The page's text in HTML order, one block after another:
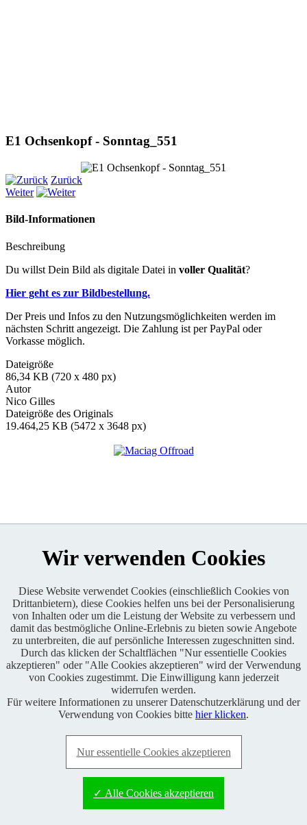
E1 Ochsenkopf - Sonntag_551
Zurück
Weiter
Bild-Informationen
Beschreibung
Du willst Dein Bild als digitale Datei in voller Qualität?
Hier geht es zur Bildbestellung.
Der Preis und Infos zu den Nutzungsmöglichkeiten werden im
nächsten Schritt angezeigt. Die Zahlung ist per PayPal oder
Vorkasse möglich.
Dateigröße
86,34 KB (720 x 480 px)
Autor
Nico Gilles
Dateigröße des Originals
19.464,25 KB (5472 x 3648 px)
Enduro One Series Partner
Copyright © 2021 BABOONS GmbH. Alle Rechte vorbehalten.
Keine Haftung und kein Anspruch auf Vollständigkeit sowie
Richtigkeit von Inhalten, Berichten und Kommentaren.
Impressum|Datenschutz|RSS-Feed|Presse|
|Admin
Wir verwenden Cookies
Diese Website verwendet Cookies (einschließlich Cookies von
Drittanbietern), diese Cookies helfen uns bei der Personalisierung
von Inhalten oder um die Leistung der Website zu verbessern und
damit das bestmögliche Online-Erlebnis zu bieten sowie Angebote
zu unterbreiten, die auf persönliche Interessen zugeschnitten sind.
Durch das klicken der Schaltflächen "Nur essentielle Cookies
akzeptieren" oder "Alle Cookies akzeptieren" wird der Verwendung
von Cookies zugestimmt. Die Einwilligung kann jederzeit
widerrufen werden.
Für weitere Informationen zu unserer Datenschutzerklärung und der
Verwendung von Cookies bitte hier klicken.
Nur essentielle Cookies akzeptieren
✓ Alle Cookies akzeptieren